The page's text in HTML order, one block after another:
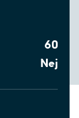
60
Nej